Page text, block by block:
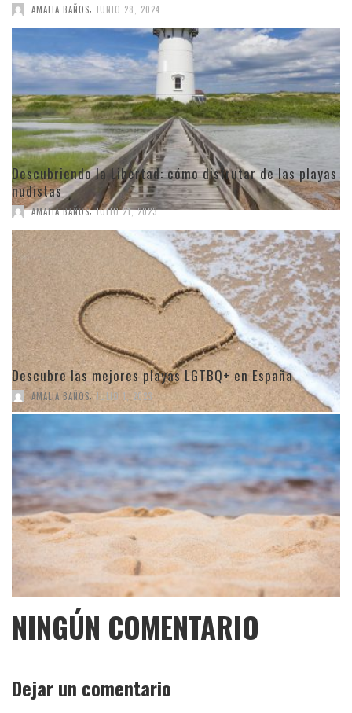
AMALIA BAÑOS JUNIO 28, 2024
Descubriendo la Libertad: cómo disfrutar de las playas
nudistas
AMALIA BAÑOS, JULIO 21, 2023
Descubre las mejores playas LGTBQ+ en España
AMALIA BAÑOS, JULIO 1, 2023
NINGÚN COMENTARIO
Dejar un comentario